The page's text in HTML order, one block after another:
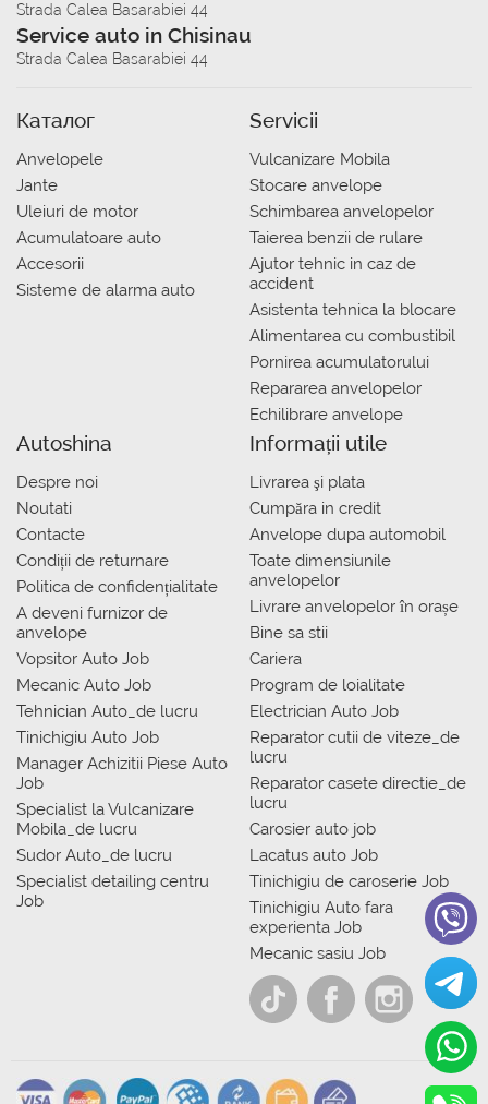
Strada Calea Basarabiei 44
Service auto in Chisinau
Strada Calea Basarabiei 44
Каталог
Anvelopele
Jante
Uleiuri de motor
Acumulatoare auto
Accesorii
Sisteme de alarma auto
Servicii
Vulcanizare Mobila
Stocare anvelope
Schimbarea anvelopelor
Taierea benzii de rulare
Ajutor tehnic in caz de
accident
Asistenta tehnica la blocare
Alimentarea cu combustibil
Pornirea acumulatorului
Repararea anvelopelor
Echilibrare anvelope
Autoshina
Despre noi
Noutati
Contacte
Condiții de returnare
Politica de confidențialitate
A deveni furnizor de
anvelope
Vopsitor Auto Job
Mecanic Auto Job
Tehnician Auto_de lucru
Tinichigiu Auto Job
Manager Achizitii Piese Auto
Job
Specialist la Vulcanizare
Mobila_de lucru
Sudor Auto_de lucru
Specialist detailing centru
Job
Informații utile
Livrarea şi plata
Сumpăra in credit
Anvelope dupa automobil
Toate dimensiunile
anvelopelor
Livrare anvelopelor în orașe
Bine sa stii
Cariera
Program de loialitate
Electrician Auto Job
Reparator cutii de viteze_de
lucru
Reparator casete directie_de
lucru
Carosier auto job
Lacatus auto Job
Tinichigiu de caroserie Job
Tinichigiu Auto fara
experienta Job
Mecanic sasiu Job